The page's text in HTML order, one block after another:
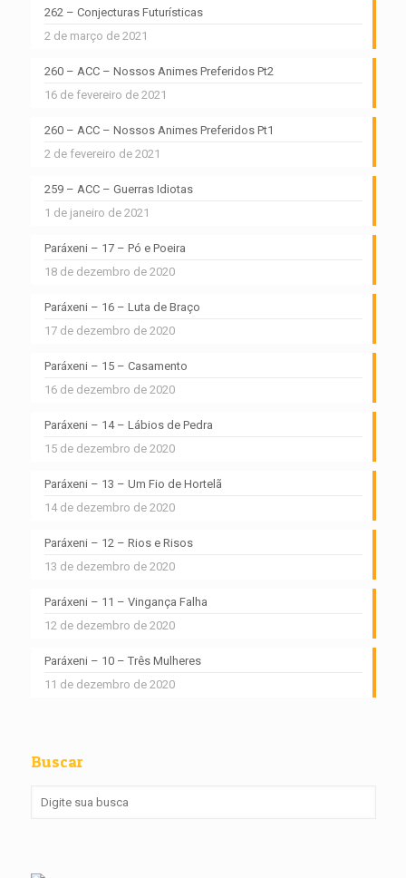
262 – Conjecturas Futurísticas
2 de março de 2021
260 – ACC – Nossos Animes Preferidos Pt2
16 de fevereiro de 2021
260 – ACC – Nossos Animes Preferidos Pt1
2 de fevereiro de 2021
259 – ACC – Guerras Idiotas
1 de janeiro de 2021
Paráxeni – 17 – Pó e Poeira
18 de dezembro de 2020
Paráxeni – 16 – Luta de Braço
17 de dezembro de 2020
Paráxeni – 15 – Casamento
16 de dezembro de 2020
Paráxeni – 14 – Lábios de Pedra
15 de dezembro de 2020
Paráxeni – 13 – Um Fio de Hortelã
14 de dezembro de 2020
Paráxeni – 12 – Rios e Risos
13 de dezembro de 2020
Paráxeni – 11 – Vingança Falha
12 de dezembro de 2020
Paráxeni – 10 – Três Mulheres
11 de dezembro de 2020
Buscar